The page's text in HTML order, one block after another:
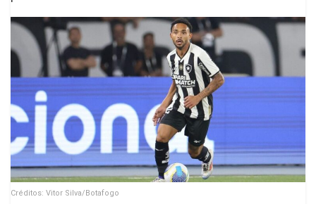
Créditos: Vitor Silva/Botafogo